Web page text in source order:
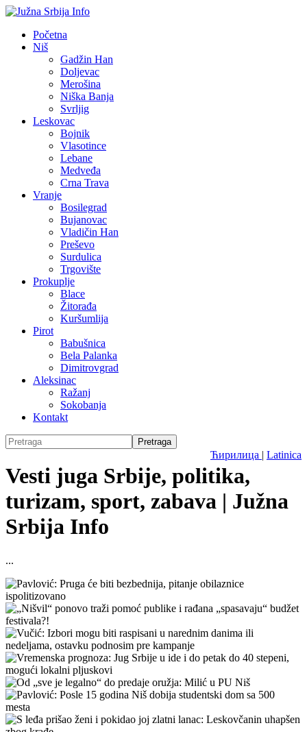
Početna
Niš
Gadžin Han
Doljevac
Merošina
Niška Banja
Svrljig
Leskovac
Bojnik
Vlasotince
Lebane
Medveđa
Crna Trava
Vranje
Bosilegrad
Bujanovac
Vladičin Han
Preševo
Surdulica
Trgovište
Prokuplje
Blace
Žitorađa
Kuršumlija
Pirot
Babušnica
Bela Palanka
Dimitrovgrad
Aleksinac
Ražanj
Sokobanja
Kontakt
Ћирилица | Latinica
Vesti juga Srbije, politika,
turizam, sport, zabava | Južna
Srbija Info
...